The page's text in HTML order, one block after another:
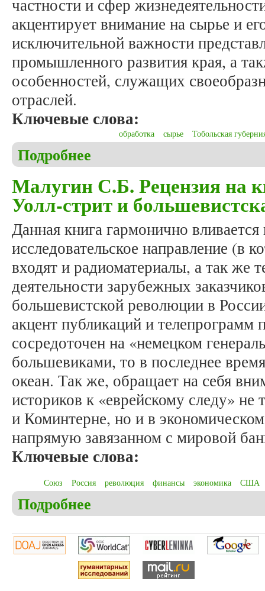
частности и сфер
акцентирует внимание на сырье и
исключительной важности
промышленного развития края, а
особенностей, служащих
отраслей.
Ключевые слова:
обработка сырье Тобольская
Подробнее
Малугин С.Б. Рецензия на
Уолл-стрит и
Данная книга гармонично
исследовательское направление (в
входят и радиоматериалы, а так же
деятельности зарубежных
большевистской революции в
акцент публикаций и телепрограмм
сосредоточен на «немецком
большевиками, то в последнее
океан. Так же, обращает на себя
историков к «еврейскому следу»
и Коминтерне, но и в
напрямую завязанном с мировой
Ключевые слова:
Союз Россия революция финансы экономика США
Подробнее